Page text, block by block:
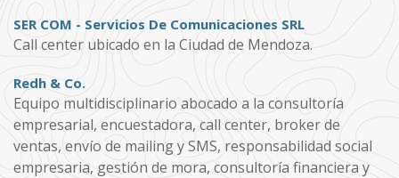
SER COM - Servicios De Comunicaciones SRL
Call center ubicado en la Ciudad de Mendoza.
Redh & Co.
Equipo multidisciplinario abocado a la consultoría
empresarial, encuestadora, call center, broker de
ventas, envío de mailing y SMS, responsabilidad social
empresaria, gestión de mora, consultoría financiera y